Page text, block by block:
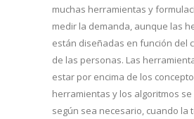
muchas herramientas y
medir la demanda, aunque las
están diseñadas en función del
de las personas. Las
estar por encima de los
herramientas y los algoritmos
según sea necesario, cuando la